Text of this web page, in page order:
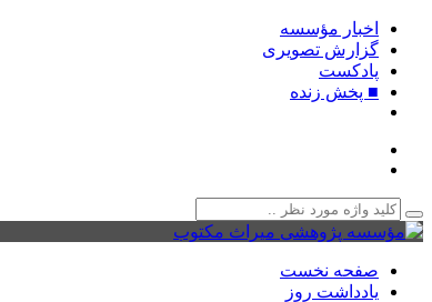
اخبار مؤسسه
گزارش تصویری
پادکست‌
■ پخش زنده
صفحه نخست
یادداشت روز